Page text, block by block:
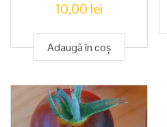
10,00 lei
Adaugă în coș